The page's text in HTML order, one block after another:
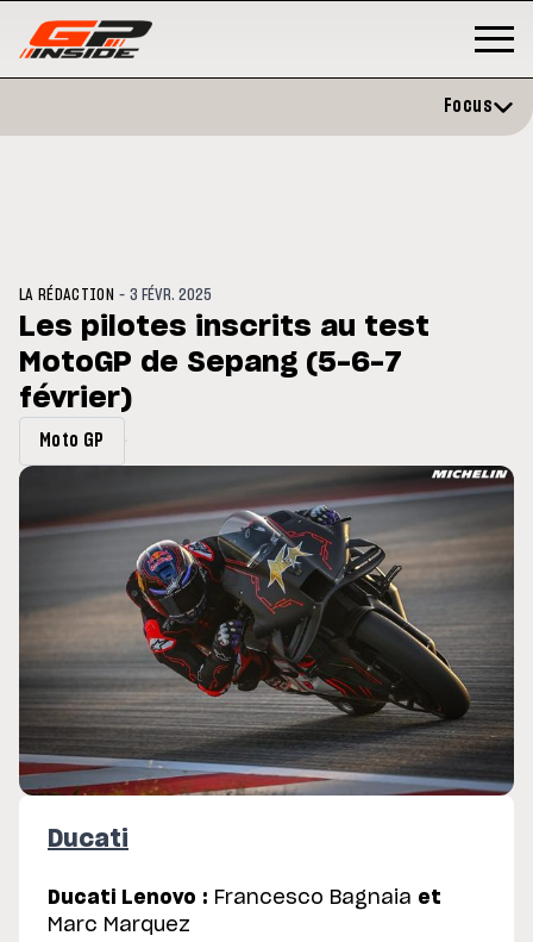
opéré avec succès de la
droite à Madrid
MOTO GP
Focus
LA RÉDACTION -3 FÉVR. 2025
Les pilotes inscrits au test
MotoGP de Sepang (5-6-7
février)
Moto GP
Ducati
Ducati Lenovo : Francesco Bagnaia et
Marc Marquez